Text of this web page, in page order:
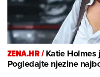
ZENA.HR /Katie
Pogledajte njezine